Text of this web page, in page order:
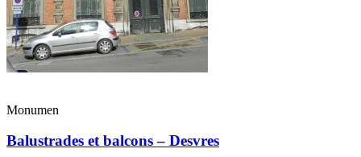
Monumen
Balustrades et balcons – Desvres